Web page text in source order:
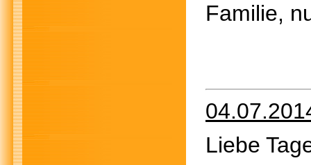
Familie,
Liebe